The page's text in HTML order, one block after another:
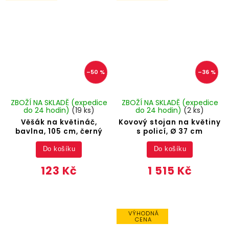
–50 %
Věšák na květináč,
bavlna, 105 cm, černý
ZBOŽÍ NA SKLADĚ (expedice
do 24 hodin) (19 ks)
123 Kč
Do košíku
–36 %
Kovový stojan na květiny
s policí, Ø 37 cm
ZBOŽÍ NA SKLADĚ (expedice
do 24 hodin) (2 ks)
1 515 Kč
Do košíku
VÝHODNÁ
CENA